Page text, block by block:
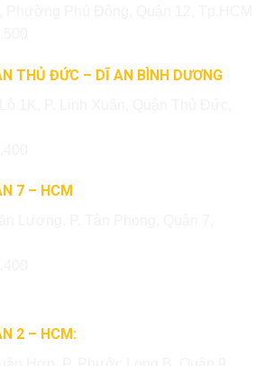
THỦ ĐỨC – DĨ AN BÌNH DƯƠNG
7 – HCM
2 – HCM: